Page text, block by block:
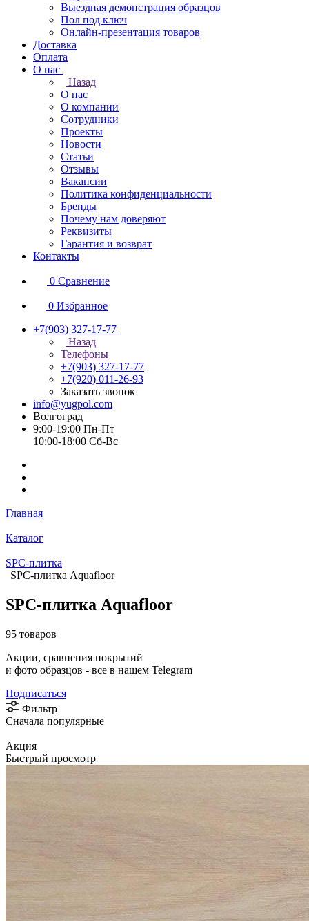
Выездная демонстрация образцов
Пол под ключ
Онлайн-презентация товаров
Доставка
Оплата
О нас
Назад
О нас
О компании
Сотрудники
Проекты
Новости
Статьи
Отзывы
Вакансии
Политика конфиденциальности
Бренды
Почему нам доверяют
Реквизиты
Гарантия и возврат
Контакты
0 Сравнение
0 Избранное
+7(903) 327-17-77
Назад
Телефоны
+7(903) 327-17-77
+7(920) 011-26-93
Заказать звонок
info@yugpol.com
Волгоград
9:00-19:00 Пн-Пт
10:00-18:00 Cб-Вс
Главная
Каталог
SPC-плитка
SPC-плитка Aquafloor
SPC-плитка Aquafloor
95 товаров
Акции, сравнения покрытий
и фото образцов - все в нашем Telegram
Подписаться
Фильтр
Сначала популярные
Акция
Быстрый просмотр